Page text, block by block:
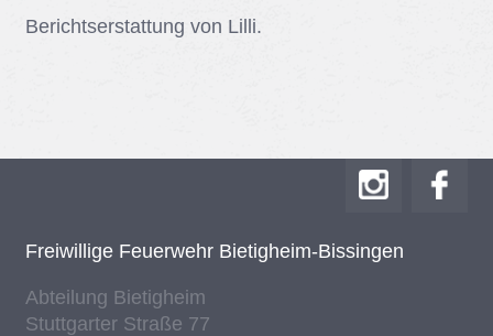
Be­richts­er­stat­tung von Lil­li.
Frei­wil­li­ge Feu­er­wehr Bie­tig­heim-Bis­sin­gen
Ab­tei­lung Bie­tig­heim
Stutt­gar­ter Stra­ße 77